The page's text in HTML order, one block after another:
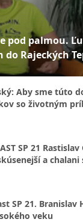
pod palmou.
Rajeckých
Aby sme túto
so životným
SP 21
a
SP 21.
veku